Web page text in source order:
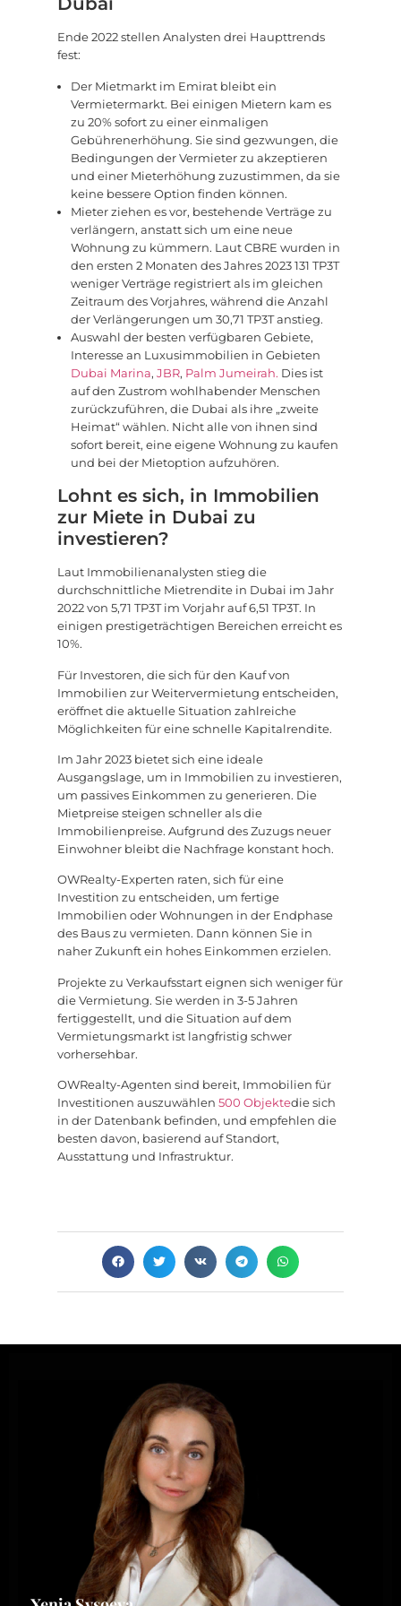
Ende 2022 stellen Analysten drei Haupttrends
fest:
Der Mietmarkt im Emirat bleibt ein
Vermietermarkt. Bei einigen Mietern kam es
zu 20% sofort zu einer einmaligen
Gebührenerhöhung. Sie sind gezwungen, die
Bedingungen der Vermieter zu akzeptieren
und einer Mieterhöhung zuzustimmen, da sie
keine bessere Option finden können.
Mieter ziehen es vor, bestehende Verträge zu
verlängern, anstatt sich um eine neue
Wohnung zu kümmern. Laut CBRE wurden in
den ersten 2 Monaten des Jahres 2023 131 TP3T
weniger Verträge registriert als im gleichen
Zeitraum des Vorjahres, während die Anzahl
der Verlängerungen um 30,71 TP3T anstieg.
Auswahl der besten verfügbaren Gebiete,
Interesse an Luxusimmobilien in Gebieten
Dubai Marina, JBR, Palm Jumeirah. Dies ist
auf den Zustrom wohlhabender Menschen
zurückzuführen, die Dubai als ihre „zweite
Heimat“ wählen. Nicht alle von ihnen sind
sofort bereit, eine eigene Wohnung zu kaufen
und bei der Mietoption aufzuhören.
Lohnt es sich, in Immobilien
zur Miete in Dubai zu
investieren?
Laut Immobilienanalysten stieg die
durchschnittliche Mietrendite in Dubai im Jahr
2022 von 5,71 TP3T im Vorjahr auf 6,51 TP3T. In
einigen prestigeträchtigen Bereichen erreicht es
10%.
Für Investoren, die sich für den Kauf von
Immobilien zur Weitervermietung entscheiden,
eröffnet die aktuelle Situation zahlreiche
Möglichkeiten für eine schnelle Kapitalrendite.
Im Jahr 2023 bietet sich eine ideale
Ausgangslage, um in Immobilien zu investieren,
um passives Einkommen zu generieren. Die
Mietpreise steigen schneller als die
Immobilienpreise. Aufgrund des Zuzugs neuer
Einwohner bleibt die Nachfrage konstant hoch.
OWRealty-Experten raten, sich für eine
Investition zu entscheiden, um fertige
Immobilien oder Wohnungen in der Endphase
des Baus zu vermieten. Dann können Sie in
naher Zukunft ein hohes Einkommen erzielen.
Projekte zu Verkaufsstart eignen sich weniger für
die Vermietung. Sie werden in 3-5 Jahren
fertiggestellt, und die Situation auf dem
Vermietungsmarkt ist langfristig schwer
vorhersehbar.
OWRealty-Agenten sind bereit, Immobilien für
Investitionen auszuwählen 500 Objektedie sich
in der Datenbank befinden, und empfehlen die
besten davon, basierend auf Standort,
Ausstattung und Infrastruktur.